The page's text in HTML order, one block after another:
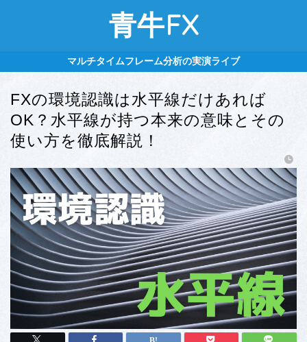
青牛FX
マルチタイムフレーム分析の実演ライブ
FXの環境認識は水平線だけあれば
OK？水平線が持つ本来の意味とその
使い方を徹底解説！